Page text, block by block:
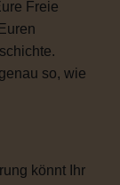
Freie
so, wie
könnt Ihr